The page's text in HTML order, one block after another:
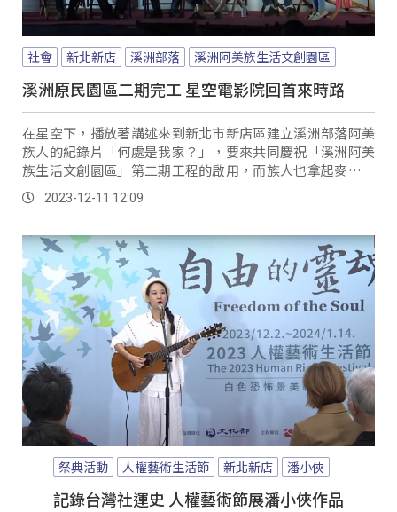
社會 新北新店 溪洲部落 溪洲阿美族生活文創園區
溪洲原民園區二期完工 星空電影院回首來時路
在星空下，播放著講述來到新北市新店區建立溪洲部落阿美
族人的紀錄片「何處是我家？」，要來共同慶祝「溪洲阿美
族生活文創園區」第二期工程的啟用，而族人也拿起麥克風
演唱族語歌曲，傳達這分喜悅。
2023-12-11 12:09
祭典活動 人權藝術生活節 新北新店 潘小俠
記錄台灣社運史 人權藝術節展潘小俠作品